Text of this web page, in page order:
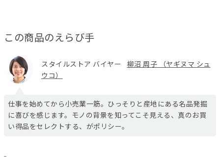
この商品のえらび手
スタイルストア バイヤー
柳沼 周子 （ヤギヌマ シュ
ウコ）
仕事を始めてから小売業一筋。ひっそりと産地にある名品発掘
に喜びを感じます。モノの背景を知ってこそ見える、真のお買
い得品をセレクトする、がポリシー。